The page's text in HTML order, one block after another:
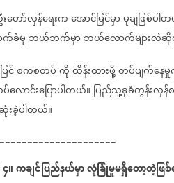
းတော်လှန်ရေးကအောင်မြင်မှာမုချဖြစ်ပါ
က်ခံမှု ဘယ်ဘက်မှာဘယ်လောက်များလဲ
ြင်စကစတပ်ကိုထိန်းထားဖို့တပ်ပျက်နေ
ောင်းပြောပါတယ်။ ပြည်သူ့ခုခံတွန်းလှန်
ခဲ့ပါတယ်။
၄။ကချင်ပြည်နယ်မှာလုံခြုံမှုမရှိတော့တဲ့ဖြစ်